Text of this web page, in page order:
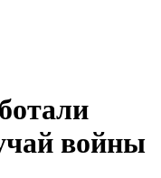
войны